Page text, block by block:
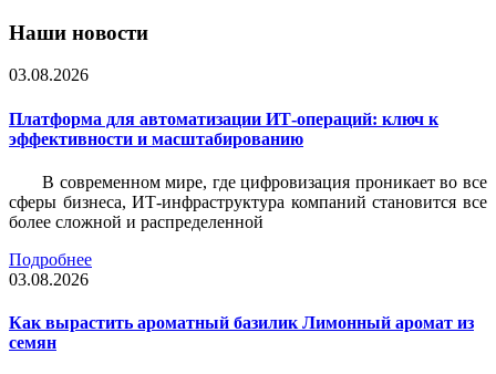
Наши новости
03.08.2026
Платформа для автоматизации ИТ-операций: ключ к
эффективности и масштабированию
В современном мире, где цифровизация проникает во все
сферы бизнеса, ИТ-инфраструктура компаний становится все
более сложной и распределенной
Подробнее
03.08.2026
Как вырастить ароматный базилик Лимонный аромат из
семян